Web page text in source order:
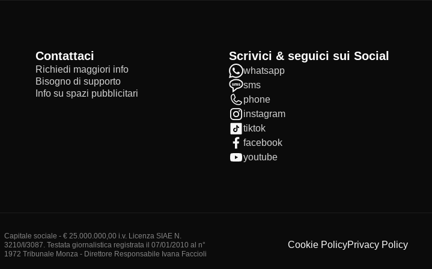
Contattaci
Richiedi maggiori info
Bisogno di supporto
Info su spazi pubblicitari
Scrivici & seguici sui Social
whatsapp
sms
phone
instagram
tiktok
facebook
youtube
Capitale sociale - € 25.000.000,00 i.v. Licenza SIAE N.
3210/I/3087. Testata giornalistica registrata il 07/01/2010 al n°
1972 Tribunale Monza - Direttore Responsabile Ivana Faccioli
Cookie PolicyPrivacy Policy